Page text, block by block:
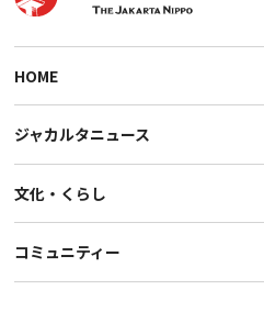
HOME
ジャカルタニュース
文化・くらし
コミュニティー